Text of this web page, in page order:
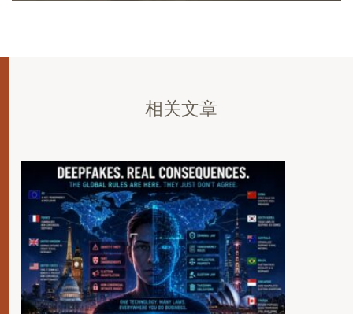
相关文章